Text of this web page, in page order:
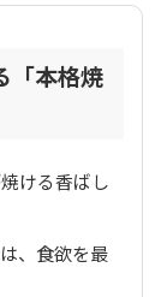
「本格焼
ける香ばし
、食欲を最